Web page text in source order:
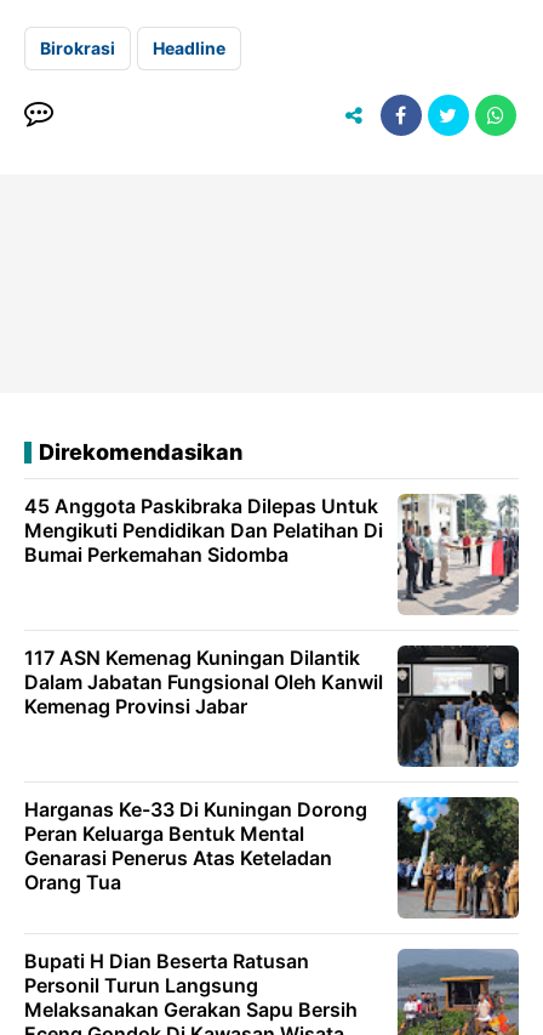
Birokrasi Headline
Direkomendasikan
45 Anggota Paskibraka Dilepas Untuk
Mengikuti Pendidikan Dan Pelatihan Di
Bumai Perkemahan Sidomba
117 ASN Kemenag Kuningan Dilantik
Dalam Jabatan Fungsional Oleh Kanwil
Kemenag Provinsi Jabar
Harganas Ke-33 Di Kuningan Dorong
Peran Keluarga Bentuk Mental
Genarasi Penerus Atas Keteladan
Orang Tua
Bupati H Dian Beserta Ratusan
Personil Turun Langsung
Melaksanakan Gerakan Sapu Bersih